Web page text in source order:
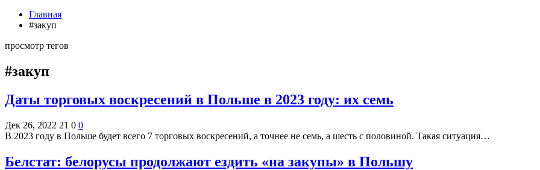
Главная
#закуп
просмотр тегов
#закуп
Даты торговых воскресений в Польше в 2023 году: их семь
Дек 26, 2022 21 0 0
В 2023 году в Польше будет всего 7 торговых воскресений, а точнее не семь, а шесть с половиной. Такая ситуация…
Белстат: белорусы продолжают ездить «на закупы» в Польшу